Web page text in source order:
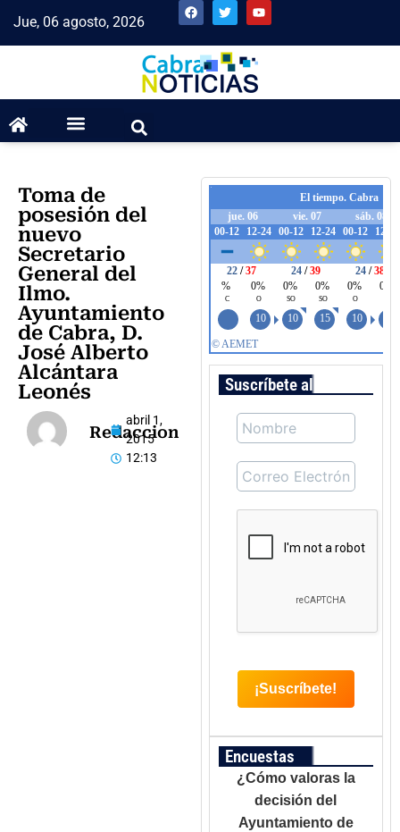
Jue, 06 agosto, 2026
Toma de
posesión del
nuevo
Secretario
General del
Ilmo.
Ayuntamiento
de Cabra, D.
José Alberto
Alcántara
Leonés
Redaccion
abril 1,
2015
12:13
Suscríbete al boletín
Encuestas
¿Cómo valoras la
decisión del
Ayuntamiento de